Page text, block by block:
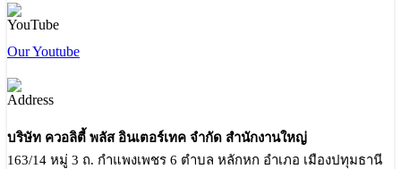
Our Youtube
บริษัท ควอลิตี้ พลัส อินเตอร์เทค จำกัด สำนักงานใหญ่
163/14 หมู่ 3 ถ. กำแพงเพชร 6 ตำบล หลักหก อำเภอ เมืองปทุมธานี